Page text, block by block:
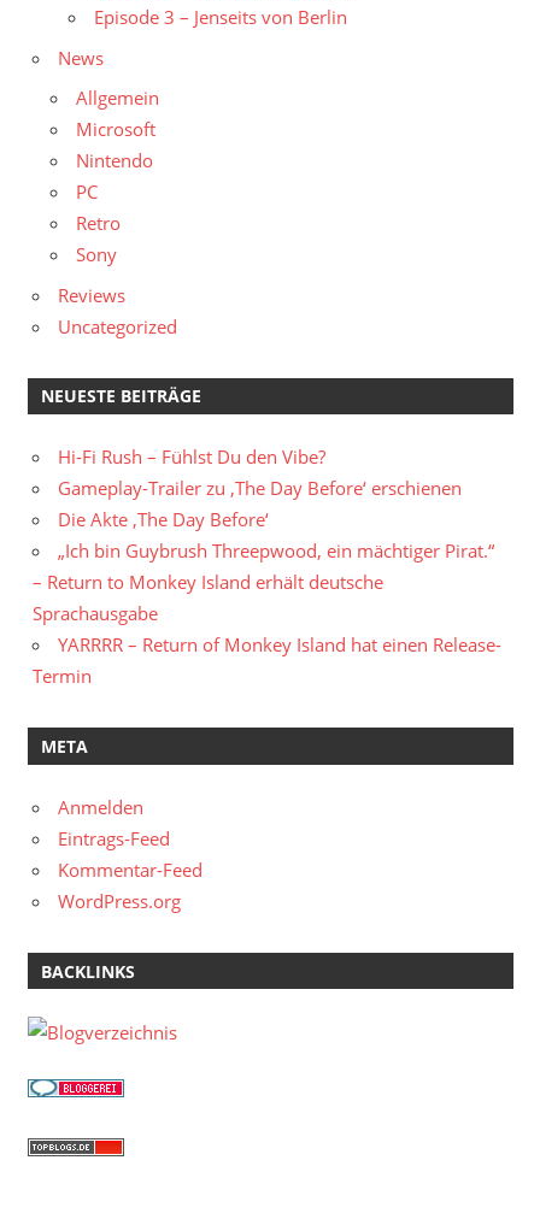
Episode 3 – Jenseits von Berlin
News
Allgemein
Microsoft
Nintendo
PC
Retro
Sony
Reviews
Uncategorized
NEUESTE BEITRÄGE
Hi-Fi Rush – Fühlst Du den Vibe?
Gameplay-Trailer zu ‚The Day Before‘ erschienen
Die Akte ‚The Day Before‘
„Ich bin Guybrush Threepwood, ein mächtiger Pirat.“
– Return to Monkey Island erhält deutsche
Sprachausgabe
YARRRR – Return of Monkey Island hat einen Release-
Termin
META
Anmelden
Eintrags-Feed
Kommentar-Feed
WordPress.org
BACKLINKS